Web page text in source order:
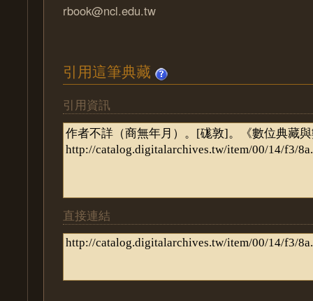
rbook@ncl.edu.tw
引用這筆典藏
引用資訊
直接連結